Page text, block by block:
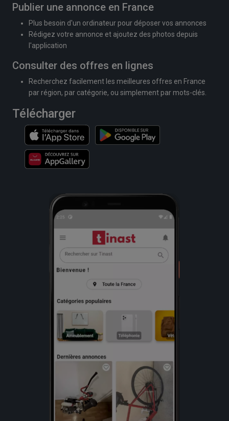
Publier une annonce en France
Plus besoin d'un ordinateur pour déposer vos annonces
Rédigez votre annonce et ajoutez des photos depuis
l'application
Consulter des offres en lignes
Recherchez facilement les meilleures offres en France
par région, par catégorie, ou simplement par mots-clés.
Télécharger